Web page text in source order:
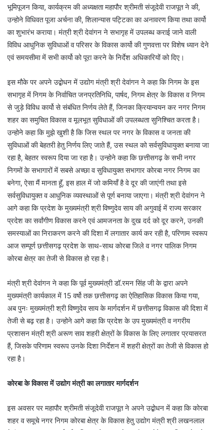
भूमिपूजन किया, कार्यक्रम की अध्यक्षता महापौर श्रीमती संजूदेवी राजपूत ने की,
उन्होने विधिवत पूजा अर्चना की, शिलान्यास पट्टिका का अनावरण किया तथा कार्यो
का शुभारंभ कराया। मंत्री श्री देवांगन ने सभागृह में उपलब्ध कराई जाने वाली
विविध आधुनिक सुविधाओं व परिसर के विकास कार्यो की गुणवत्ता पर विशेष ध्यान देने
एवं समयसीमा में सभी कार्यो को पूरा करने के निर्देश अधिकारियों को दिए।
इस मौके पर अपने उद्बोधन में उद्योग मंत्री श्री देवांगन ने कहा कि निगम के इस
सभागृह में निगम के निर्वाचित जनप्रतिनिधि, पार्षद, निगम क्षेत्र के विकास व निगम
से जुड़े विविध कार्यो से संबंधित निर्णय लेते हैं, जिनका क्रियान्वयन कर नगर निगम
शहर का समुचित विकास व मूलभूत सुविधाओं की उपलब्धता सुनिश्चित करता है।
उन्होने कहा कि मुझे खुशी है कि जिस स्थल पर नगर के विकास व जनता की
सुविधाओं की बेहतरी हेतु निर्णय लिए जाते हैं, उस स्थल को सर्वसुविधायुक्त बनाया जा
रहा है, बेहतर स्वरूप दिया जा रहा है। उन्होने कहा कि छत्तीसगढ़ के सभी नगर
निगमों के सभागारों में सबसे अच्छा व सुविधायुक्त सभागार कोरबा नगर निगम का
बनेगा, ऐसा मैं मानता हूॅं, इस हाल में जो कमियॉं है वे दूर की जाएंगी तथा इसे
सर्वसुविधायुक्त व आधुनिक व्यवस्थाओं से पूर्ण बनाया जाएगा। मंत्री श्री देवांगन ने
आगे कहा कि प्रदेश के मुख्यमंत्री श्री विष्णुदेव साय की अगुवाई में राज्य सरकार
प्रदेश का सर्वांगीण विकास करने एवं आमजनता के दुख दर्द को दूर करने, उनकी
समस्याओं का निराकरण करने की दिशा में लगातार कार्य कर रही है, परिणाम स्वरूप
आज सम्पूर्ण छत्तीसगढ़ प्रदेश के साथ-साथ कोरबा जिले व नगर पालिक निगम
कोरबा क्षेत्र का तेजी से विकास हो रहा है।
मंत्री श्री देवांगन ने कहा कि पूर्व मुख्यमंत्री डॉ.रमन सिंह जी के द्वारा अपने
मुख्यमंत्री कार्यकाल में 15 वर्षो तक छत्तीसगढ़ का ऐतिहासिक विकास किया गया,
अब पुनः मुख्यमंत्री श्री विष्णुदेव साय के मार्गदर्शन में छत्तीसगढ़ विकास की दिशा में
तेजी से बढ़ रहा है। उन्होने आगे कहा कि प्रदेश के उप मुख्यमंत्री व नगरीय
प्रशासन मंत्री श्री अरूण साव शहरी क्षेत्रों के विकास के लिए लगातार प्रयासरत
हैं, जिसके परिणाम स्वरूप उनके दिशा निर्देशन में शहरी क्षेत्रों का तेजी से विकास हो
रहा है।
कोरबा के विकास में उद्योग मंत्री का लगातार मार्गदर्शन
इस अवसर पर महापौर श्रीमती संजूदेवी राजपूत ने अपने उद्बोधन में कहा कि कोरबा
शहर व समूचे नगर निगम कोरबा क्षेत्र के विकास हेतु उद्योग मंत्री श्री लखनलाल